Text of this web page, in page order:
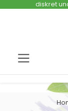
Zum Hauptinhalt
diskret